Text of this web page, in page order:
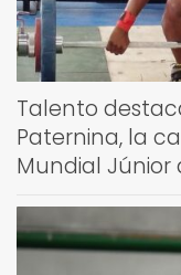
Talento
Paternina, la
Mundial Júnior